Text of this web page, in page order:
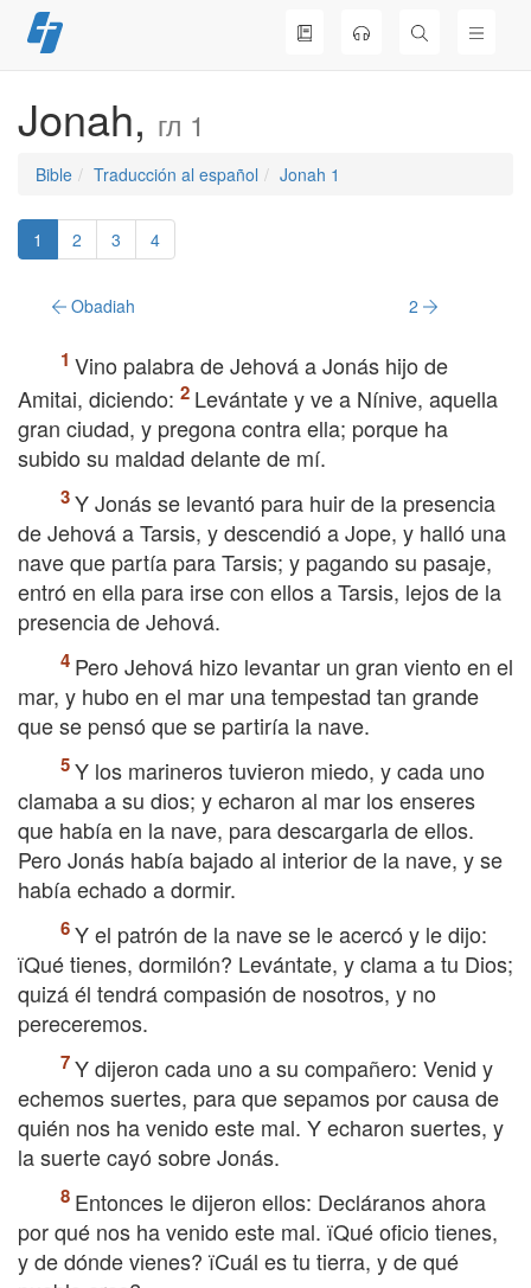
Skip
to
Jonah, гл 1
Bible Traducción al español Jonah 1
1 2 3 4
Obadiah 2
Vino palabra de Jehová a Jonás hijo de
Amitai, diciendo:
Levántate y ve a Nínive, aquella
gran ciudad, y pregona contra ella; porque ha
subido su maldad delante de mí.
Y Jonás se levantó para huir de la presencia
de Jehová a Tarsis, y descendió a Jope, y halló una
nave que partía para Tarsis; y pagando su pasaje,
entró en ella para irse con ellos a Tarsis, lejos de la
presencia de Jehová.
Pero Jehová hizo levantar un gran viento en el
mar, y hubo en el mar una tempestad tan grande
que se pensó que se partiría la nave.
Y los marineros tuvieron miedo, y cada uno
clamaba a su dios; y echaron al mar los enseres
que había en la nave, para descargarla de ellos.
Pero Jonás había bajado al interior de la nave, y se
había echado a dormir.
Y el patrón de la nave se le acercó y le dijo:
їQué tienes, dormilón? Levántate, y clama a tu Dios;
quizá él tendrá compasión de nosotros, y no
pereceremos.
Y dijeron cada uno a su compañero: Venid y
echemos suertes, para que sepamos por causa de
quién nos ha venido este mal. Y echaron suertes, y
la suerte cayó sobre Jonás.
Entonces le dijeron ellos: Decláranos ahora
por qué nos ha venido este mal. їQué oficio tienes,
y de dónde vienes? їCuál es tu tierra, y de qué